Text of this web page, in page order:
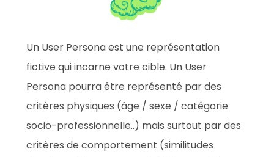
Un User Persona est une représentation
fictive qui incarne votre cible. Un User
Persona pourra être représenté par des
critères physiques (âge / sexe / catégorie
socio-professionnelle..) mais surtout par des
critères de comportement (similitudes